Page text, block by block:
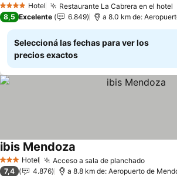
4 EstrellasHotel Restaurante La Cabrera en el hotel
8,5 Excelente 6.849 a 8.0 km de:
Seleccioná las fechas para ver los
precios exactos
3 Estrellas
Hotel Acceso a sala de planchado
ibis Mendoza
7,4 4.876 a 8.8 km de: Aeropuerto de